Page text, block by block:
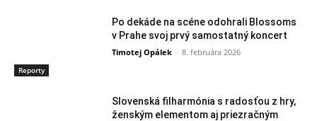
Reporty
Po dekáde na scéne odohrali Blossoms
v Prahe svoj prvý samostatný koncert
Timotej Opálek - 8. februára 2026
Slovenská filharmónia s radosťou z hry,
ženským elementom aj priezračným